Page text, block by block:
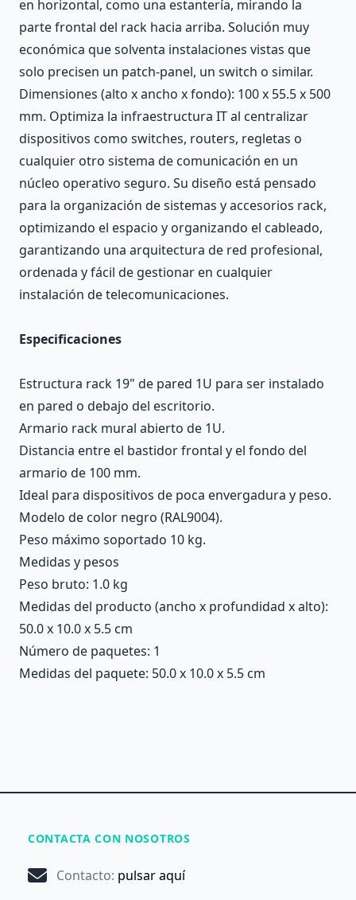
en horizontal, como una estantería, mirando la
parte frontal del rack hacia arriba. Solución muy
económica que solventa instalaciones vistas que
solo precisen un patch-panel, un switch o similar.
Dimensiones (alto x ancho x fondo): 100 x 55.5 x 500
mm. Optimiza la infraestructura IT al centralizar
dispositivos como switches, routers, regletas o
cualquier otro sistema de comunicación en un
núcleo operativo seguro. Su diseño está pensado
para la organización de sistemas y accesorios rack,
optimizando el espacio y organizando el cableado,
garantizando una arquitectura de red profesional,
ordenada y fácil de gestionar en cualquier
instalación de telecomunicaciones.
Especificaciones
Estructura rack 19" de pared 1U para ser instalado
en pared o debajo del escritorio.
Armario rack mural abierto de 1U.
Distancia entre el bastidor frontal y el fondo del
armario de 100 mm.
Ideal para dispositivos de poca envergadura y peso.
Modelo de color negro (RAL9004).
Peso máximo soportado 10 kg.
Medidas y pesos
Peso bruto: 1.0 kg
Medidas del producto (ancho x profundidad x alto):
50.0 x 10.0 x 5.5 cm
Número de paquetes: 1
Medidas del paquete: 50.0 x 10.0 x 5.5 cm
CONTACTA CON NOSOTROS
Contacto: pulsar aquí